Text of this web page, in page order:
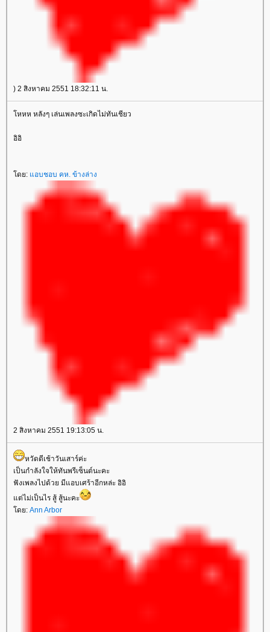
) 2 สิงหาคม 2551 18:32:11 น.
หหห หลังๆ เล่นเพลงซะเกิดไม่ทันเชียว
อิอิ
ดย: อบชอบ คห. ข้างล่าง
2 สิงหาคม 2551 19:13:05 น.
หวัดดีเช้าวันเสาร์ค่ะ
เป็นกำลังใจให้ทันพรีเซ็นต์นะคะ
ฟังเพลงไปด้วย มีแอบเศร้าอีกหล่ะ อิอิ
ต่ไม่เป็นไร สู้ สู้นะคะ
ดย: Ann Arbor